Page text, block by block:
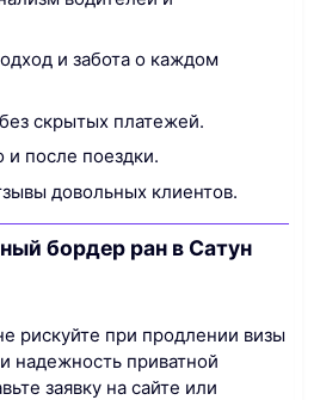
и забота о каждом
скрытых платежей.
после поездки.
довольных клиентов.
бордер ран в Сатун
рискуйте при продлении визы
надежность приватной
заявку на сайте или